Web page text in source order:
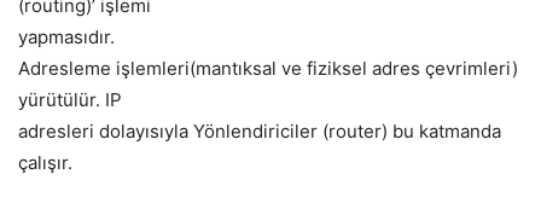
(routing)’ işlemi
yapmasıdır.
Adresleme işlemleri(mantıksal ve fiziksel adres çevrimleri)
yürütülür. IP
adresleri dolayısıyla Yönlendiriciler (router) bu katmanda
çalışır.